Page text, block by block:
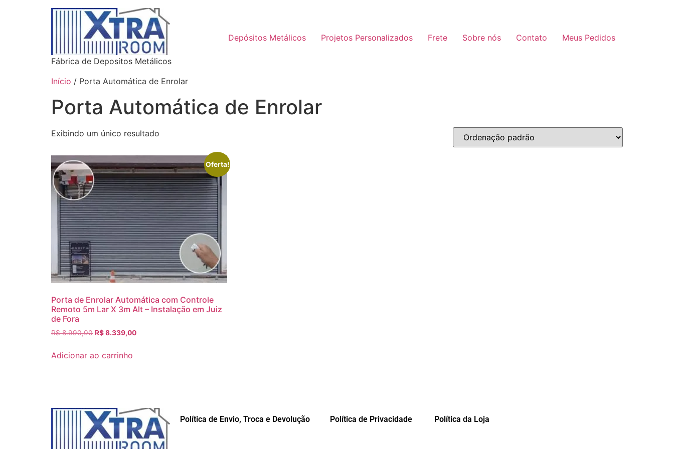
Fábrica de Depositos Metálicos
Depósitos Metálicos Projetos Personalizados Frete Sobre nós Contato Meus Pedidos
Início / Porta Automática de Enrolar
Porta Automática de Enrolar
Exibindo um único resultado
Oferta!
Porta de Enrolar Automática com Controle
Remoto 5m Lar X 3m Alt – Instalação em Juiz
de Fora
R$8.990,00 R$8.339,00
Adicionar ao carrinho
Política de Envio, Troca e Devolução Política de Privacidade Política da Loja